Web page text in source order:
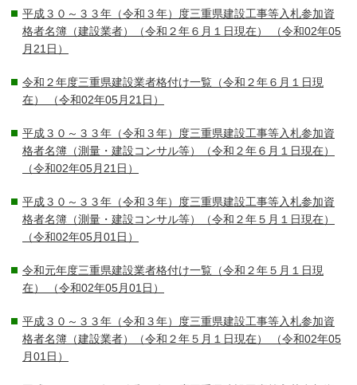
平成３０～３３年（令和３年）度三重県建設工事等入札参加資
格者名簿（建設業者）（令和２年６月１日現在）
（令和02年05
月21日）
令和２年度三重県建設業者格付け一覧（令和２年６月１日現
在）
（令和02年05月21日）
平成３０～３３年（令和３年）度三重県建設工事等入札参加資
格者名簿（測量・建設コンサル等）（令和２年６月１日現在）
（令和02年05月21日）
平成３０～３３年（令和３年）度三重県建設工事等入札参加資
格者名簿（測量・建設コンサル等）（令和２年５月１日現在）
（令和02年05月01日）
令和元年度三重県建設業者格付け一覧（令和２年５月１日現
在）
（令和02年05月01日）
平成３０～３３年（令和３年）度三重県建設工事等入札参加資
格者名簿（建設業者）（令和２年５月１日現在）
（令和02年05
月01日）